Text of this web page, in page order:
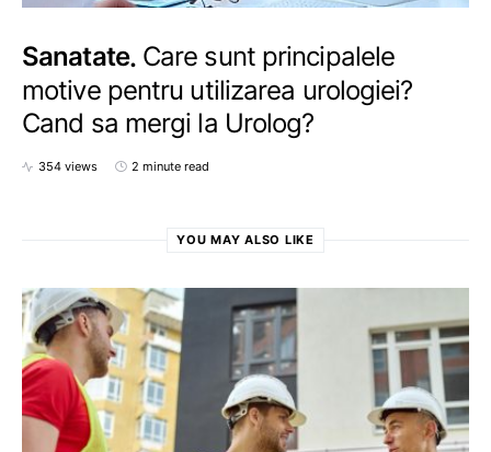
Sanatate Care sunt principalele
motive pentru utilizarea urologiei?
Cand sa mergi la Urolog?
354 views 2 minute read
YOU MAY ALSO LIKE